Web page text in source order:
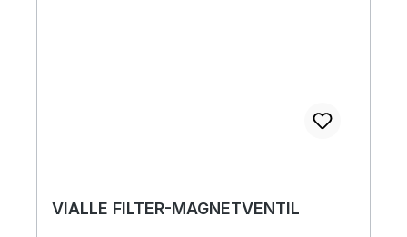
VIALLE FILTER-MAGNETVENTIL